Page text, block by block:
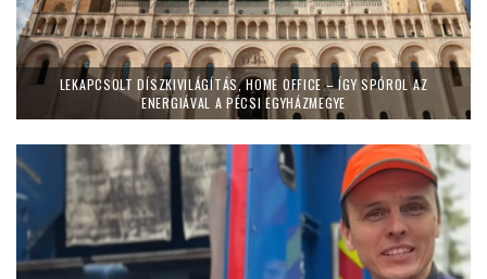
LEKAPCSOLT DÍSZKIVILÁGÍTÁS, HOME OFFICE – ÍGY SPÓROL AZ
ENERGIÁVAL A PÉCSI EGYHÁZMEGYE